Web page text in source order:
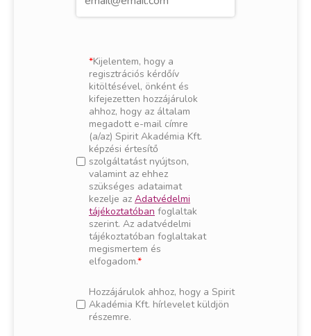
Kijelentem, hogy a
regisztrációs kérdőív
kitöltésével, önként és
kifejezetten hozzájárulok
ahhoz, hogy az általam
megadott e-mail címre
(a/az) Spirit Akadémia Kft.
képzési értesítő
szolgáltatást nyújtson,
valamint az ehhez
szükséges adataimat
kezelje az Adatvédelmi
tájékoztatóban foglaltak
szerint. Az adatvédelmi
tájékoztatóban foglaltakat
megismertem és
elfogadom.
Hozzájárulok ahhoz, hogy a Spirit
Akadémia Kft. hírlevelet küldjön
részemre.